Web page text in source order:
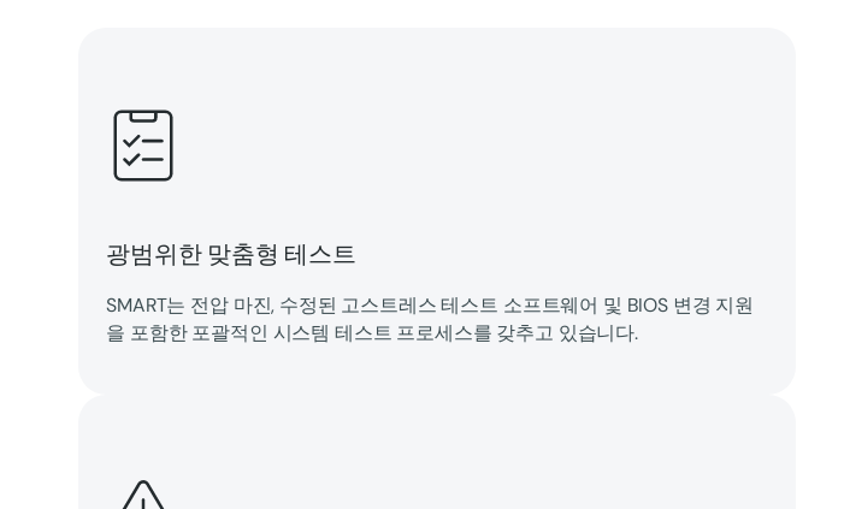
광범위한 맞춤형 테스트
SMART는 전압 마진, 수정된 고스트레스 테스트 소프트웨어 및 BIOS 변경 지원
을 포함한 포괄적인 시스템 테스트 프로세스를 갖추고 있습니다.